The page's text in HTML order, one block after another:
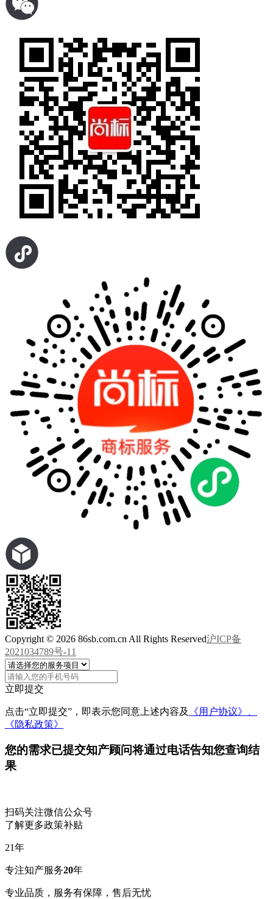
Copyright © 2026 86sb.com.cn All Rights Reserved沪ICP备
2021034789号-11
立即提交
点击“立即提交”，即表示您同意上述内容及
《用户协议》、
《隐私政策》
您的需求已提交知产顾问将通过电话告知您查询结
果
扫码关注微信公众号
了解更多政策补贴
21年
专注知产服务20年
专业品质，服务有保障，售后无忧